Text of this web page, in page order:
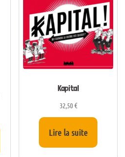
Kapital
32,50€
Lire la suite